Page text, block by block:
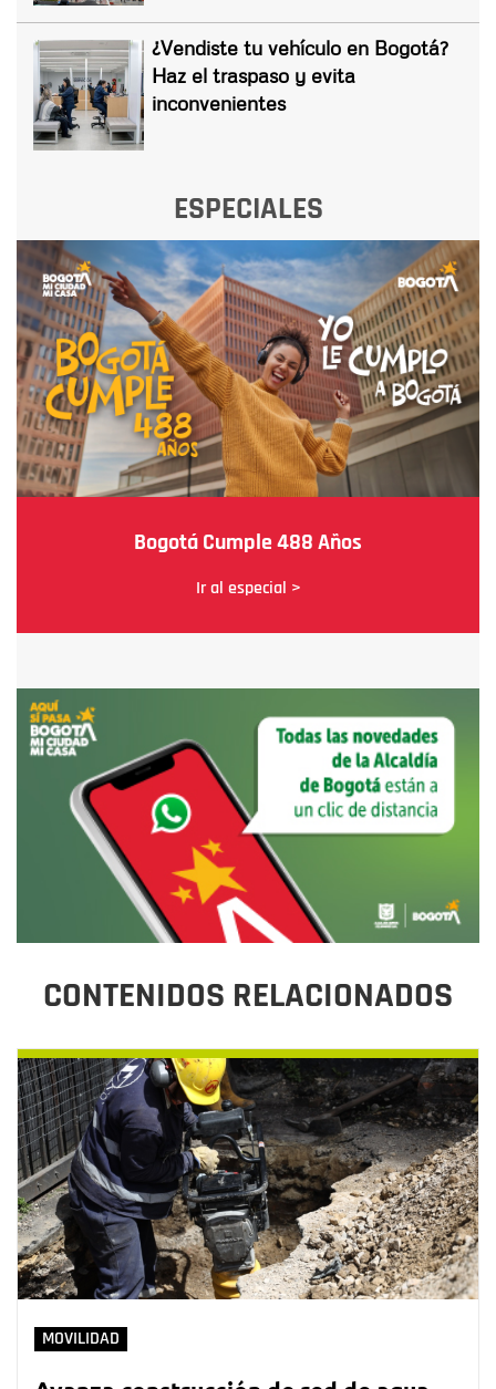
¿Vendiste tu vehículo en Bogotá?
Haz el traspaso y evita
inconvenientes
ESPECIALES
Bogotá Cumple 488 Años
Ir al especial >
CONTENIDOS RELACIONADOS
MOVILIDAD